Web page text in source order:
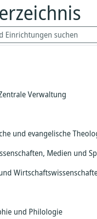
Verwaltung
und Diversität
und
für die Biologische
Forschung und
und evangelische
Theologie
Theologie
und Prüfungsamt
Theologie
und Prüfungsamt
Medien und
FB 02
03und Philologie